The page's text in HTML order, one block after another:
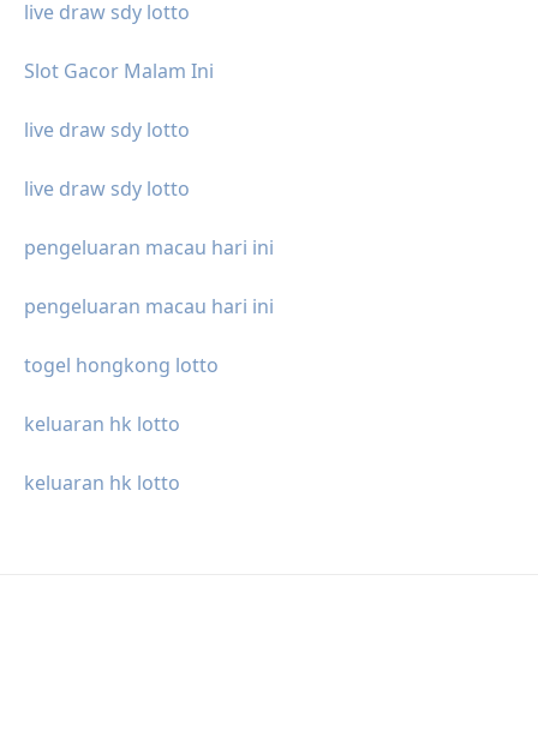
live draw sdy lotto
Slot Gacor Malam Ini
live draw sdy lotto
live draw sdy lotto
pengeluaran macau hari ini
pengeluaran macau hari ini
togel hongkong lotto
keluaran hk lotto
keluaran hk lotto